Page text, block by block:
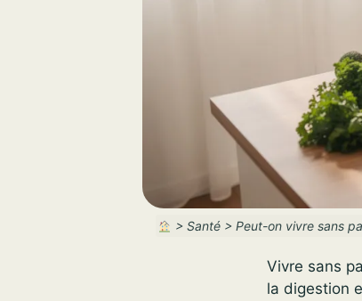
> Santé> Peut-on vivre sans
Vivre sans
la digestion